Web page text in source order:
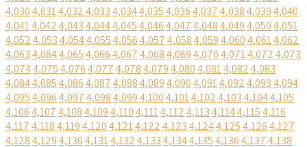
4,0304,0314,0324,0334,0344,0354,0364,0374,0384,0394,040
4,0414,0424,0434,0444,0454,0464,0474,0484,0494,0504,051
4,0524,0534,0544,0554,0564,0574,0584,0594,0604,0614,062
4,0634,0644,0654,0664,0674,0684,0694,0704,0714,0724,073
4,0744,0754,0764,0774,0784,0794,0804,0814,0824,083
4,0844,0854,0864,0874,0884,0894,0904,0914,0924,0934,094
4,0954,0964,0974,0984,0994,1004,1014,1024,1034,1044,105
4,1064,1074,1084,1094,1104,1114,1124,1134,1144,1154,116
4,1174,1184,1194,1204,1214,1224,1234,1244,1254,1264,127
4,1284,1294,1304,1314,1324,1334,1344,1354,1364,1374,138